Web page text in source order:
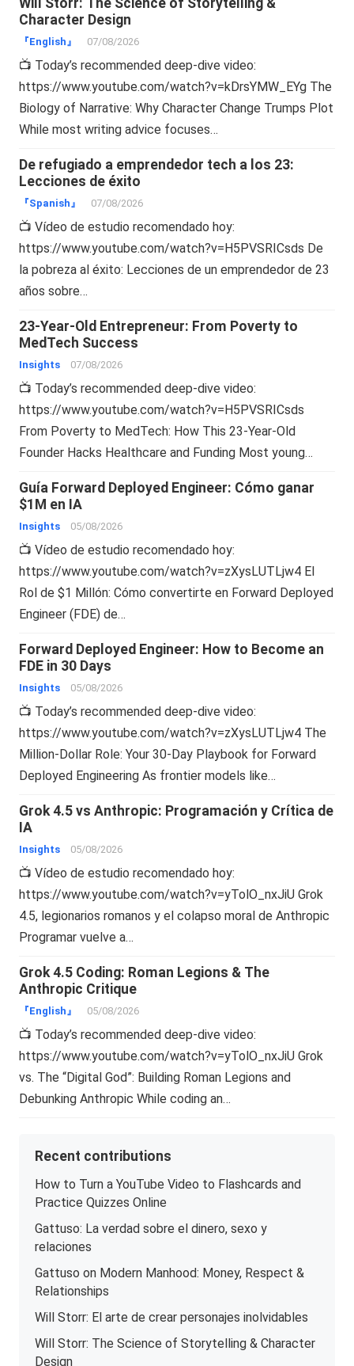
Character Design
『English』 07/08/2026
📺 Today’s recommended deep-dive video:
https://www.youtube.com/watch?v=kDrsYMW_EYg The
Biology of Narrative: Why Character Change Trumps Plot
While most writing advice focuses…
De refugiado a emprendedor tech a los 23:
Lecciones de éxito
『Spanish』 07/08/2026
📺 Vídeo de estudio recomendado hoy:
https://www.youtube.com/watch?v=H5PVSRICsds De
la pobreza al éxito: Lecciones de un emprendedor de 23
años sobre…
23-Year-Old Entrepreneur: From Poverty to
MedTech Success
Insights 07/08/2026
📺 Today’s recommended deep-dive video:
https://www.youtube.com/watch?v=H5PVSRICsds
From Poverty to MedTech: How This 23-Year-Old
Founder Hacks Healthcare and Funding Most young…
Guía Forward Deployed Engineer: Cómo ganar
$1M en IA
Insights 05/08/2026
📺 Vídeo de estudio recomendado hoy:
https://www.youtube.com/watch?v=zXysLUTLjw4 El
Rol de $1 Millón: Cómo convertirte en Forward Deployed
Engineer (FDE) de…
Forward Deployed Engineer: How to Become an
FDE in 30 Days
Insights 05/08/2026
📺 Today’s recommended deep-dive video:
https://www.youtube.com/watch?v=zXysLUTLjw4 The
Million-Dollar Role: Your 30-Day Playbook for Forward
Deployed Engineering As frontier models like…
Grok 4.5 vs Anthropic: Programación y Crítica de
IA
Insights 05/08/2026
📺 Vídeo de estudio recomendado hoy:
https://www.youtube.com/watch?v=yTolO_nxJiU Grok
4.5, legionarios romanos y el colapso moral de Anthropic
Programar vuelve a…
Grok 4.5 Coding: Roman Legions & The
Anthropic Critique
『English』 05/08/2026
📺 Today’s recommended deep-dive video:
https://www.youtube.com/watch?v=yTolO_nxJiU Grok
vs. The “Digital God”: Building Roman Legions and
Debunking Anthropic While coding an…
Recent contributions
How to Turn a YouTube Video to Flashcards and
Practice Quizzes Online
Gattuso: La verdad sobre el dinero, sexo y
relaciones
Gattuso on Modern Manhood: Money, Respect &
Relationships
Will Storr: El arte de crear personajes inolvidables
Will Storr: The Science of Storytelling & Character
Design